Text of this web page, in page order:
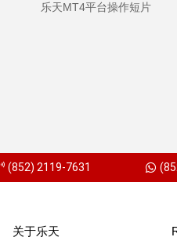
乐天MT4平台操作短片
(852) 2119-7631
关于乐天